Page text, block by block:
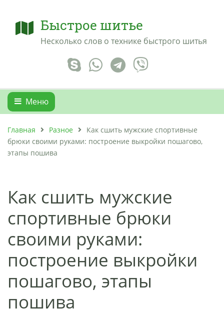
Быстрое шитье
Несколько слов о технике быстрого шитья
Меню
Главная Разное
Как сшить мужские спортивные
брюки своими руками: построение выкройки пошагово,
этапы пошива
Как сшить мужские
спортивные брюки
своими руками:
построение выкройки
пошагово, этапы
пошива